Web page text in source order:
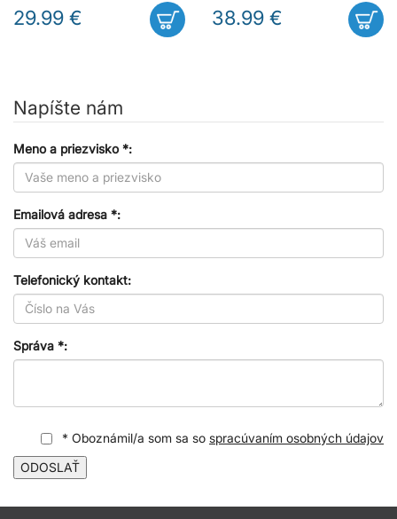
29.99 € 38.99 €
Napíšte nám
Meno a priezvisko *:
Emailová adresa *:
Telefonický kontakt:
Správa *:
* Oboznámil/a som sa so spracúvaním osobných údajov
ODOSLAŤ